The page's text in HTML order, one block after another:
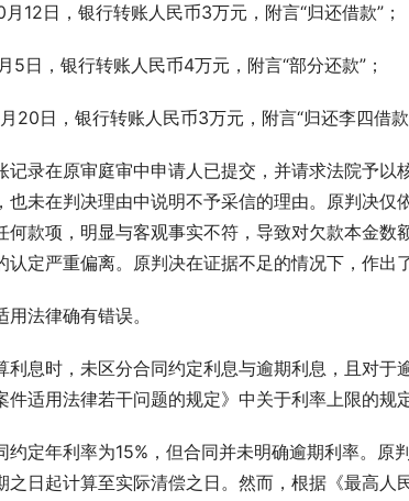
12日，银行转账人民币3万元，附言“归还借款”；
5日，银行转账人民币4万元，附言“部分还款”；
20日，银行转账人民币3万元，附言“归还李四借款”
记录在原审庭审中申请人已提交，并请求法院予
也未在判决理由中说明不予采信的理由。原判决
何款项，明显与客观事实不符，导致对欠款本金
认定严重偏离。原判决在证据不足的情况下，作
法律确有错误。
利息时，未区分合同约定利息与逾期利息，且对
件适用法律若干问题的规定》中关于利率上限的规定
约定年利率为15%，但合同并未明确逾期利率。原
之日起计算至实际清偿之日。然而，根据《最高